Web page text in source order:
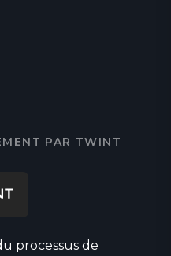
PAR TWINT
processus de